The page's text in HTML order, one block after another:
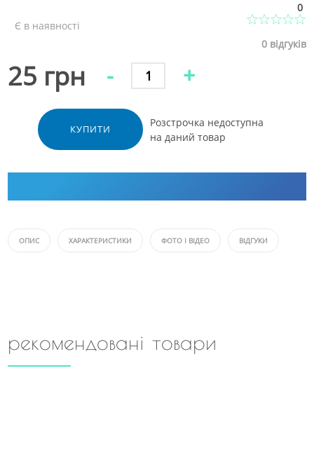
Є в наявності
0
0відгуків
25 грн - +
КУПИТИ
Розстрочка недоступна
на даний товар
ОПИС ХАРАКТЕРИСТИКИ ФОТО І ВІДЕО ВІДГУКИ
рекомендовані товари